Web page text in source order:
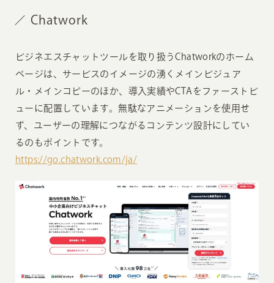
Chatwork
ビジネエスチャットツールを取り扱うChatworkのホーム
ページは、サービスのイメージの湧くメインビジュア
ル・メインコピーのほか、導入実績やCTAをファーストビ
ューに配置しています。無駄なアニメーションを使用せ
ず、ユーザーの理解につながるコンテンツ設計にしてい
るのもポイントです。
https://go.chatwork.com/ja/